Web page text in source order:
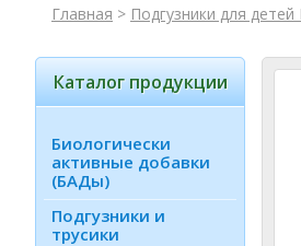
Главная > Подгузники для детей
Каталог продукции
Биологически
активные добавки
(БАДы)
Подгузники и
трусики